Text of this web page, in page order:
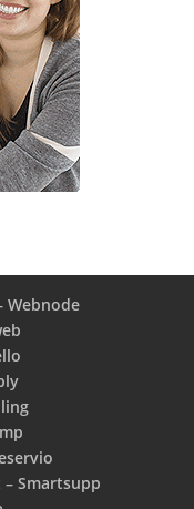
Webnode
Smartsupp